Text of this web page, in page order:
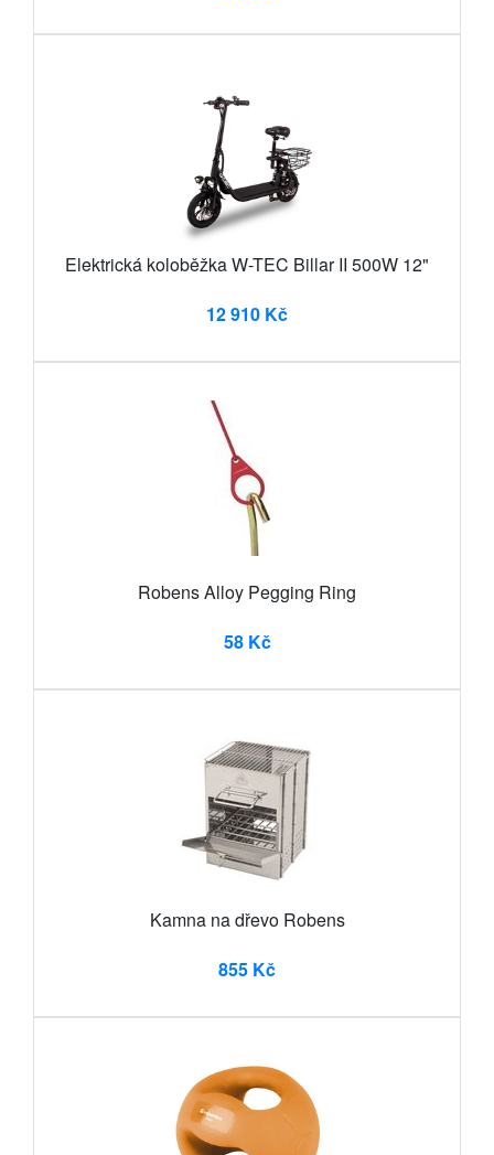
Elektrická koloběžka W-TEC Billar II 500W 12"
12 910 Kč
Robens Alloy Pegging Ring
58 Kč
Kamna na dřevo Robens
855 Kč